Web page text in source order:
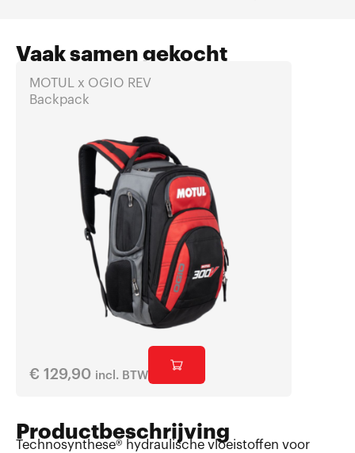
Vaak samen gekocht
MOTUL x OGIO REV
Backpack
€ 129,90 incl. BTW
Productbeschrijving
Technosynthese® hydraulische vloeistoffen voor